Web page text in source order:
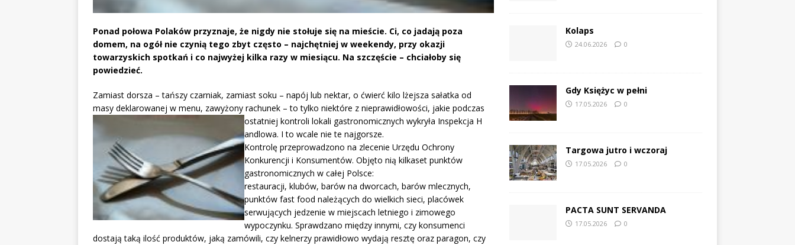
Ponad połowa Polaków przyznaje, że nigdy nie stołuje się na mieście. Ci, co jadają poza
domem, na ogół nie czynią tego zbyt często – najchętniej w weekendy, przy okazji
towarzyskich spotkań i co najwyżej kilka razy w miesiącu. Na szczęście – chciałoby się
powiedzieć.
Zamiast dorsza – tańszy czarniak, zamiast soku – napój lub nektar, o ćwierć kilo lżejsza sałatka od
masy deklarowanej w menu, zawyżony rachunek – to tylko niektóre z nieprawidłowości, jakie podczas
ostatniej kontroli lokali gastronomicznych wykryła Inspekcja H
andlowa. I to wcale nie te najgorsze.
Kontrolę przeprowadzono na zlecenie Urzędu Ochrony
Konkurencji i Konsumentów. Objęto nią kilkaset punktów
gastronomicznych w całej Polsce:
restauracji, klubów, barów na dworcach, barów mlecznych,
punktów fast food należących do wielkich sieci, placówek
serwujących jedzenie w miejscach letniego i zimowego
wypoczynku. Sprawdzano między innymi, czy konsumenci
dostają taką ilość produktów, jaką zamówili, czy kelnerzy prawidłowo wydają resztę oraz paragon, czy
Kolaps
24.06.2026 0
Gdy Księżyc w pełni
17.05.2026 0
Targowa jutro i wczoraj
17.05.2026 0
PACTA SUNT SERVANDA
17.05.2026 0